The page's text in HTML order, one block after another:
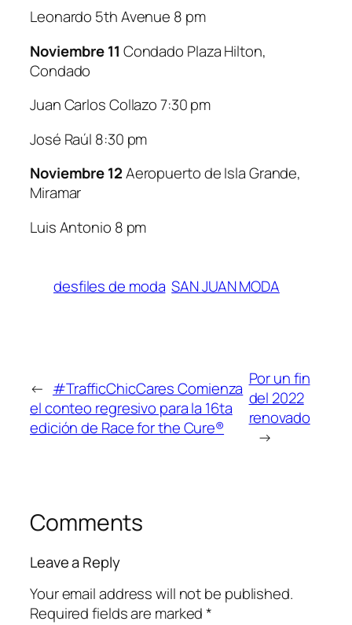
Leonardo 5th Avenue 8 pm
Noviembre 11 Condado Plaza Hilton,
Condado
Juan Carlos Collazo 7:30 pm
José Raúl 8:30 pm
Noviembre 12Aeropuerto de Isla Grande,
Miramar
Luis Antonio 8 pm
desfiles de moda SAN JUAN MODA
← #TrafficChicCares Comienza
el conteo regresivo para la 16ta
edición de Race for the Cure®
Por un fin
del 2022
renovado
→
Comments
Leave a Reply
Your email address will not be published.
Required fields are marked*